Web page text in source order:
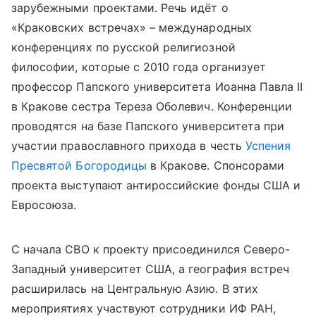
зарубежными проектами. Речь идёт о
«Краковских встречах» – международных
конференциях по русской религиозной
философии, которые с 2010 года организует
профессор Папского университета Иоанна Павла II
в Кракове сестра Тереза Оболевич. Конференции
проводятся на базе Папского университета при
участии православного прихода в честь Успения
Пресвятой Богородицы в Кракове. Спонсорами
проекта выступают антироссийские фонды США и
Евросоюза.
С начала СВО к проекту присоединился Северо-
Западный университет США, а география встреч
расширилась на Центральную Азию. В этих
мероприятиях участвуют сотрудники ИФ РАН,